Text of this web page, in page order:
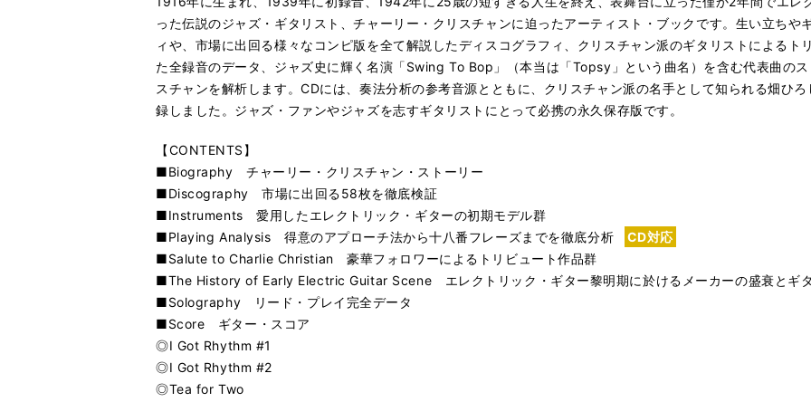
った伝説のジャズ・ギタリスト、チャーリー・クリスチャンに迫ったアーティスト・ブックです。生い立ちや
ィや、市場に出回る様々なコンピ版を全て解説したディスコグラフィ、クリスチャン派のギタリストによるト
た全録音のデータ、ジャズ史に輝く名演「Swing To Bop」（本当は「Topsy」という曲名）を含む代表曲の
スチャンを解析します。CDには、奏法分析の参考音源とともに、クリスチャン派の名手として知られる畑ひ
録しました。ジャズ・ファンやジャズを志すギタリストにとって必携の永久保存版です。
【CONTENTS】
■Biography チャーリー・クリスチャン・ストーリー
■Discography 市場に出回る58枚を徹底検証
■Instruments 愛用したエレクトリック・ギターの初期モデル群
■Playing Analysis 得意のアプローチ法から十八番フレーズまでを徹底分析
CD対応
■Salute to Charlie Christian 豪華フォロワーによるトリビュート作品群
■The History of Early Electric Guitar Scene エレクトリック・ギター黎明期に於けるメーカーの盛衰とギ
■Solography リード・プレイ完全データ
■Score ギター・スコア
◎I Got Rhythm #1
◎I Got Rhythm #2
◎Tea for Two